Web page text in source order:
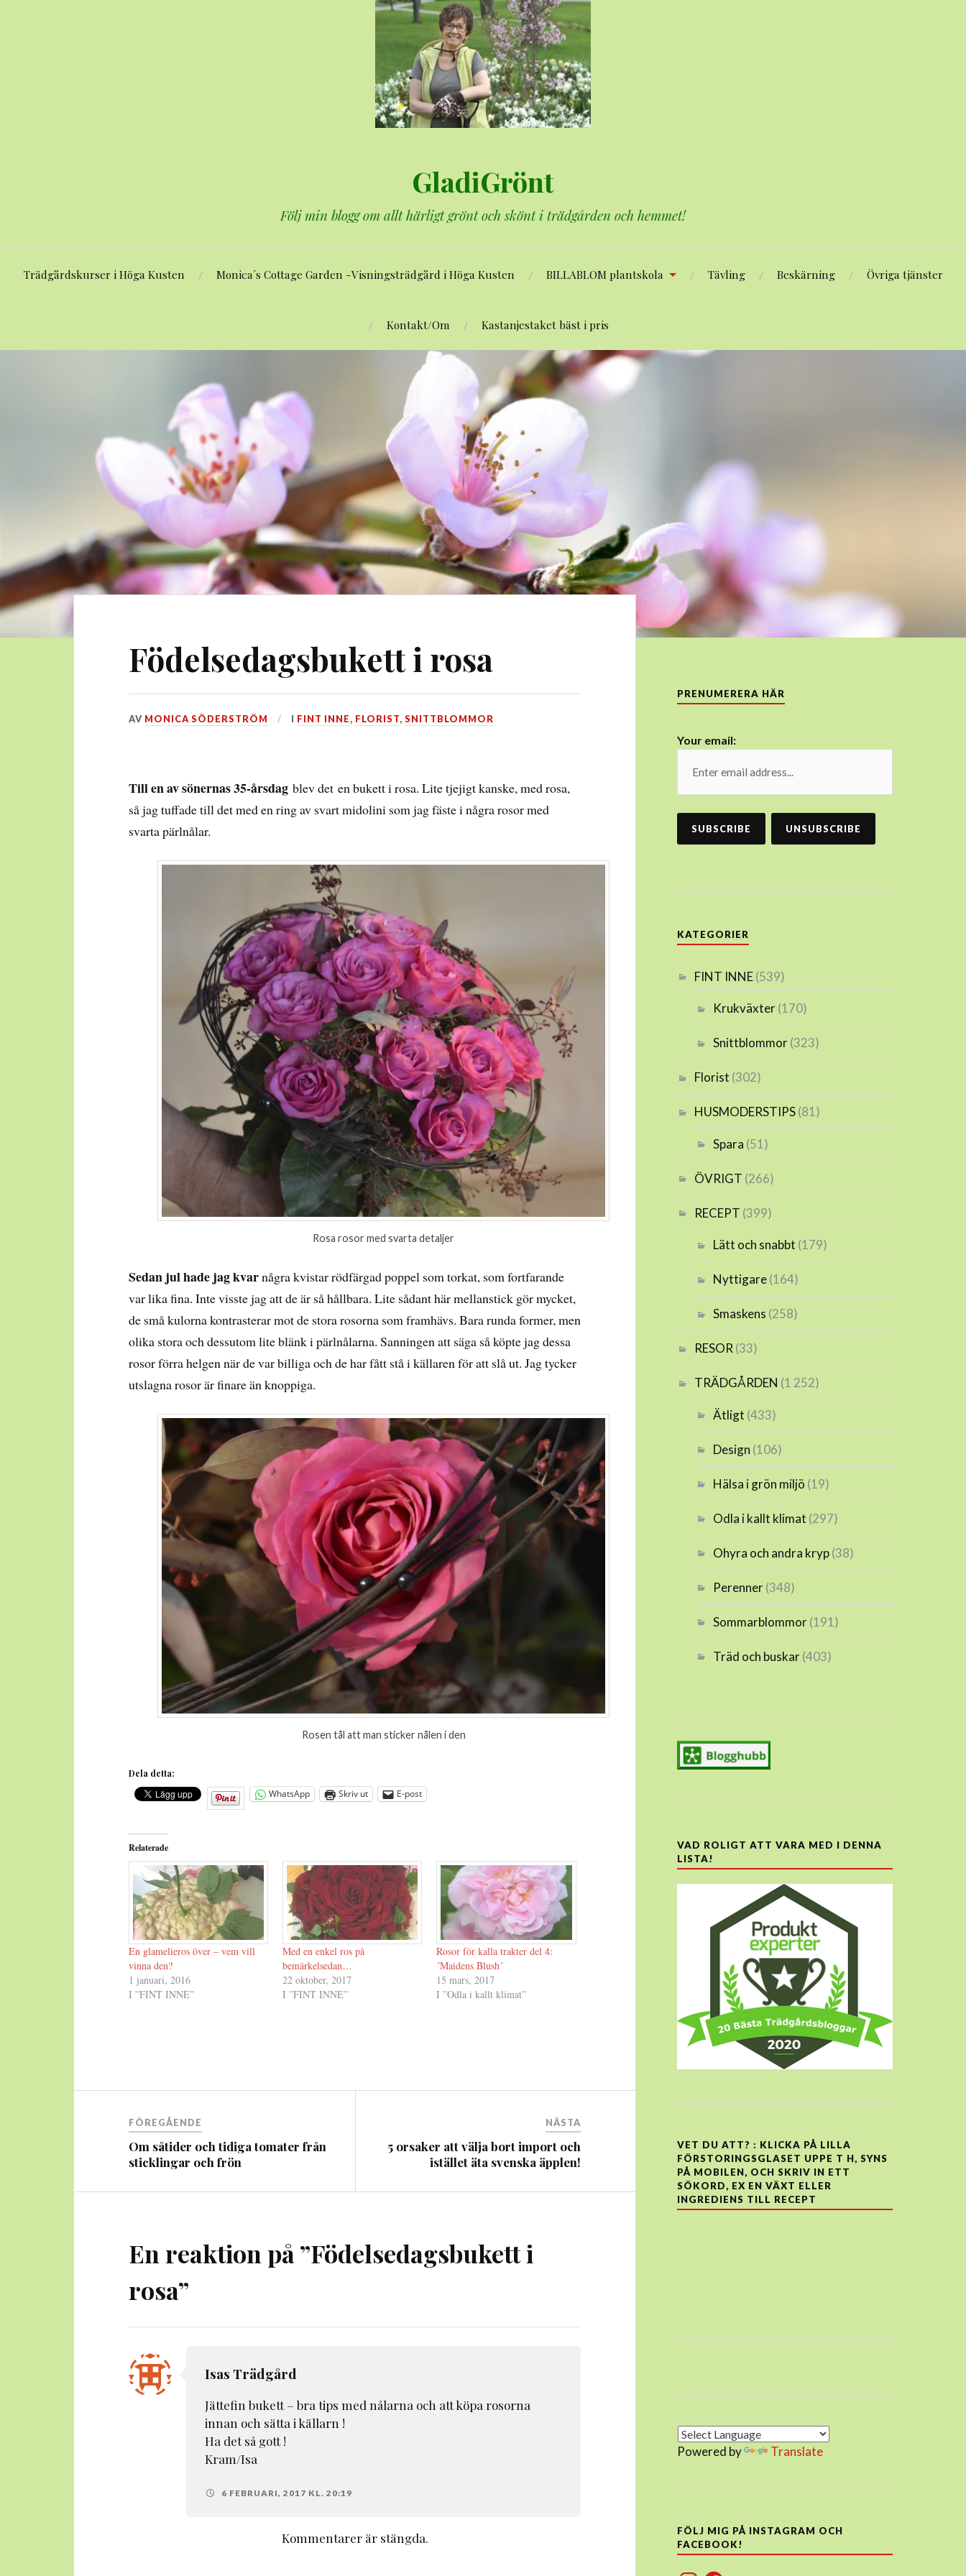
GladiGrönt
Följ min blogg om allt härligt grönt och skönt i trädgården och hemmet!
Trädgårdskurser i Höga Kusten Monica´s Cottage Garden -Visningsträdgård i Höga Kusten BILLABLOM plantskola Tävling Beskärning Övriga tjänster
Kontakt/Om Kastanjestaket bäst i pris
Födelsedagsbukett i rosa
DEN
AV MONICA SÖDERSTRÖM I FINT INNE, FLORIST, SNITTBLOMMOR
Till en av sönernas 35-årsdagblev det en bukett i rosa. Lite tjejigt kanske, med rosa,
så jag tuffade till det med en ring av svart midolini som jag fäste i några rosor med
svarta pärlnålar.
Rosa rosor med svarta detaljer
Sedan jul hade jag kvarnågra kvistar rödfärgad poppel som torkat, som fortfarande
var lika fina. Inte visste jag att de är så hållbara. Lite sådant här mellanstick gör mycket,
de små kulorna kontrasterar mot de stora rosorna som framhävs. Bara runda former, men
olika stora och dessutom lite blänk i pärlnålarna. Sanningen att säga så köpte jag dessa
rosor förra helgen när de var billiga och de har fått stå i källaren för att slå ut. Jag tycker
utslagna rosor är finare än knoppiga.
Rosen tål att man sticker nålen i den
Dela detta:
WhatsApp Skriv ut E-post
Relaterade
En glamelieros över – vem vill
vinna den?
1 januari, 2016
I ”FINT INNE”
Med en enkel ros på
bemärkelsedan…
22 oktober, 2017
I ”FINT INNE”
Rosor för kalla trakter del 4:
´Maidens Blush´
15 mars, 2017
I ”Odla i kallt klimat”
FÖREGÅENDE
Om såtider och tidiga tomater från
sticklingar och frön
NÄSTA
5 orsaker att välja bort import och
istället äta svenska äpplen!
En reaktion på ”Födelsedagsbukett i
rosa”
Isas Trädgård
Jättefin bukett – bra tips med nålarna och att köpa rosorna
innan och sätta i källarn !
Ha det så gott !
Kram/Isa
6 FEBRUARI, 2017 KL. 20:19
Kommentarer är stängda.
PRENUMERERA HÄR
Your email:
KATEGORIER
FINT INNE(539)
Krukväxter(170)
Snittblommor(323)
Florist (302)
HUSMODERSTIPS(81)
Spara (51)
ÖVRIGT (266)
RECEPT (399)
Lätt och snabbt (179)
Nyttigare(164)
Smaskens (258)
RESOR (33)
TRÄDGÅRDEN (1 252)
Ätligt (433)
Design (106)
Hälsa i grön miljö (19)
Odla i kallt klimat (297)
Ohyra och andra kryp(38)
Perenner(348)
Sommarblommor(191)
Träd och buskar(403)
VAD ROLIGT ATT VARA MED I DENNA
LISTA!
VET DU ATT? : KLICKA PÅ LILLA
FÖRSTORINGSGLASET UPPE T H, SYNS
PÅ MOBILEN, OCH SKRIV IN ETT
SÖKORD, EX EN VÄXT ELLER
INGREDIENS TILL RECEPT
Powered by Translate
FÖLJ MIG PÅ INSTAGRAM OCH
FACEBOOK!